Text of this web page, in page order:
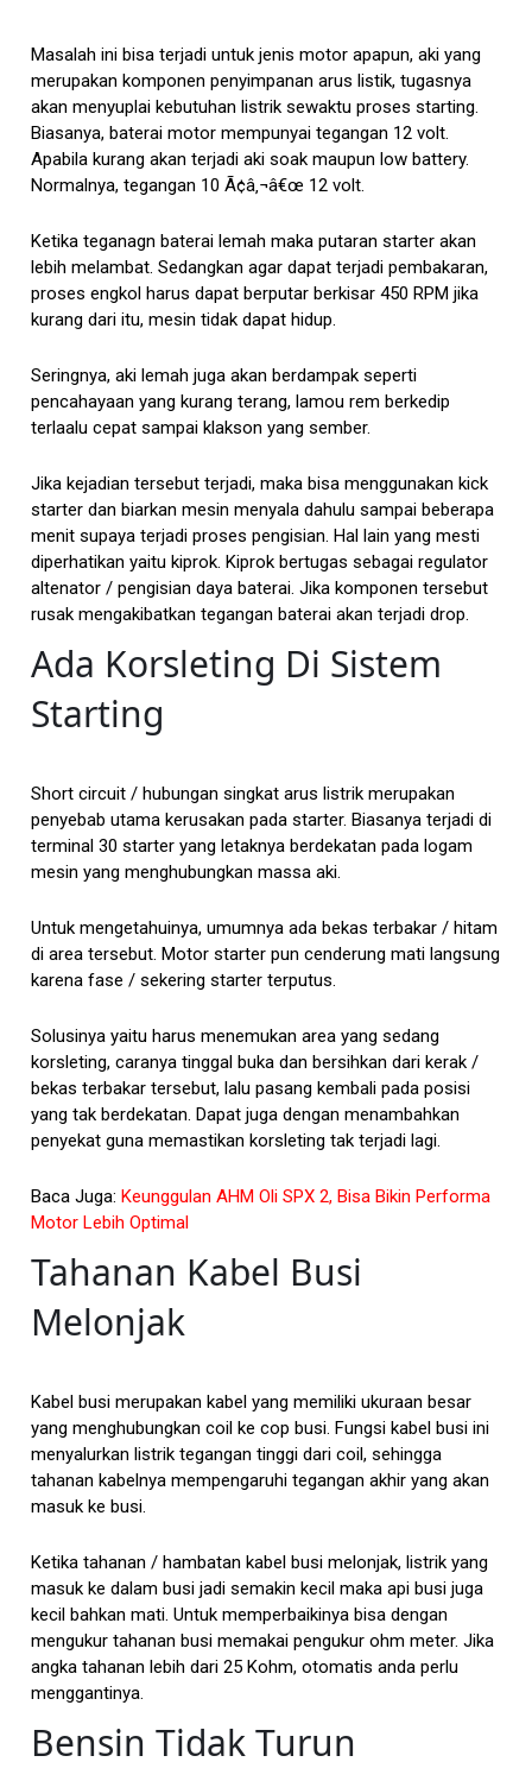
Masalah ini bisa terjadi untuk jenis motor apapun, aki yang
merupakan komponen penyimpanan arus listik, tugasnya
akan menyuplai kebutuhan listrik sewaktu proses starting.
Biasanya, baterai motor mempunyai tegangan 12 volt.
Apabila kurang akan terjadi aki soak maupun low battery.
Normalnya, tegangan 10 Ã¢â‚¬â€œ 12 volt.
Ketika teganagn baterai lemah maka putaran starter akan
lebih melambat. Sedangkan agar dapat terjadi pembakaran,
proses engkol harus dapat berputar berkisar 450 RPM jika
kurang dari itu, mesin tidak dapat hidup.
Seringnya, aki lemah juga akan berdampak seperti
pencahayaan yang kurang terang, lamou rem berkedip
terlaalu cepat sampai klakson yang sember.
Jika kejadian tersebut terjadi, maka bisa menggunakan kick
starter dan biarkan mesin menyala dahulu sampai beberapa
menit supaya terjadi proses pengisian. Hal lain yang mesti
diperhatikan yaitu kiprok. Kiprok bertugas sebagai regulator
altenator / pengisian daya baterai. Jika komponen tersebut
rusak mengakibatkan tegangan baterai akan terjadi drop.
Ada Korsleting Di Sistem
Starting
Short circuit / hubungan singkat arus listrik merupakan
penyebab utama kerusakan pada starter. Biasanya terjadi di
terminal 30 starter yang letaknya berdekatan pada logam
mesin yang menghubungkan massa aki.
Untuk mengetahuinya, umumnya ada bekas terbakar / hitam
di area tersebut. Motor starter pun cenderung mati langsung
karena fase / sekering starter terputus.
Solusinya yaitu harus menemukan area yang sedang
korsleting, caranya tinggal buka dan bersihkan dari kerak /
bekas terbakar tersebut, lalu pasang kembali pada posisi
yang tak berdekatan. Dapat juga dengan menambahkan
penyekat guna memastikan korsleting tak terjadi lagi.
Baca Juga:Keunggulan AHM Oli SPX 2, Bisa Bikin Performa
Motor Lebih Optimal
Tahanan Kabel Busi
Melonjak
Kabel busi merupakan kabel yang memiliki ukuraan besar
yang menghubungkan coil ke cop busi. Fungsi kabel busi ini
menyalurkan listrik tegangan tinggi dari coil, sehingga
tahanan kabelnya mempengaruhi tegangan akhir yang akan
masuk ke busi.
Ketika tahanan / hambatan kabel busi melonjak, listrik yang
masuk ke dalam busi jadi semakin kecil maka api busi juga
kecil bahkan mati. Untuk memperbaikinya bisa dengan
mengukur tahanan busi memakai pengukur ohm meter. Jika
angka tahanan lebih dari 25 Kohm, otomatis anda perlu
menggantinya.
Bensin Tidak Turun